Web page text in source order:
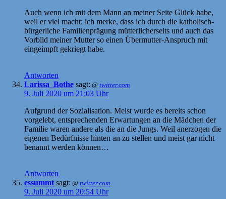
Auch wenn ich mit dem Mann an meiner Seite Glück habe,
weil er viel macht: ich merke, dass ich durch die katholisch-
bürgerliche Familienprägung mütterlicherseits und auch das
Vorbild meiner Mutter so einen Übermutter-Anspruch mit
eingeimpft gekriegt habe.
Antworten
Larissa_Bothe sagt: @ twitter.com
9. Juli 2020 um 21:03 Uhr
Aufgrund der Sozialisation. Meist wurde es bereits schon
vorgelebt, entsprechenden Erwartungen an die Mädchen der
Familie waren andere als die an die Jungs. Weil anerzogen die
eigenen Bedürfnisse hinten an zu stellen und meist gar nicht
benannt werden können…
Antworten
essummt sagt: @ twitter.com
9. Juli 2020 um 20:54 Uhr